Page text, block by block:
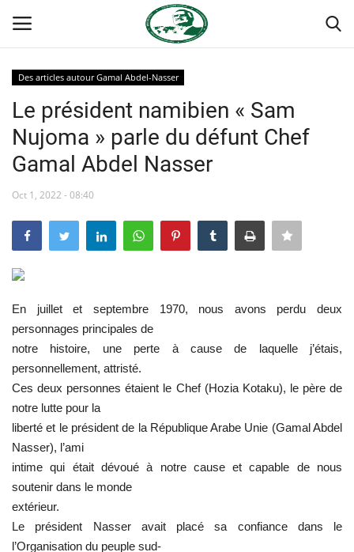
Accueil
Terms & Conditions
Héritage de Gamal Abdel Nasser
L'Égypte
Les auspices
Mouvement de la jeunesse de
Nasser
La Bourse Nasser pour le leadership
international
Actualités
Des articles autour Gamal Abdel-Nasser
Le président namibien « Sam
Nujoma » parle du défunt Chef
Gamal Abdel Nasser
Oct 1, 2022 - 08:40
En juillet et septembre 1970, nous avons perdu deux
personnages principales de
notre histoire, une perte à cause de laquelle j’étais,
personnellement, attristé.
Ces deux personnes étaient le Chef (Hozia Kotaku), le père de
notre lutte pour la
liberté et le président de la République Arabe Unie (Gamal Abdel
Nasser), l’ami
intime qui était dévoué à notre cause et capable de nous
soutenir dans le monde
extérieur.
Le président Nasser avait placé sa confiance dans le
l’Organisation du peuple sud-